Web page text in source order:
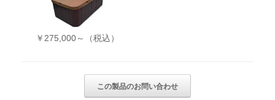
￥275,000～（税込）